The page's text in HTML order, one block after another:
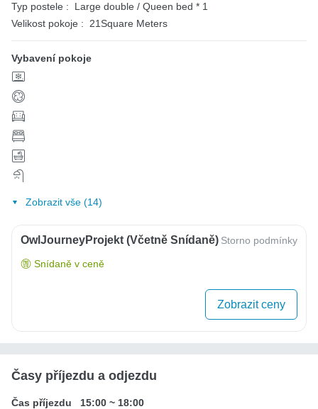
Typ postele :
Large double / Queen bed * 1
Velikost pokoje : 21Square Meters
Vybavení pokoje
Zobrazit vše (14)
OwlJourneyProjekt (včetně Snídaně) Storno podmínky
Snídaně v ceně
Zobrazit ceny
Časy příjezdu a odjezdu
Čas příjezdu 15:00 ~ 18:00